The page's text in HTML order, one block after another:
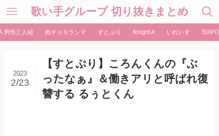
歌い手グループ 切り抜きまとめ
男性三人組 肉チョモランマ すとぷり Knight A いれいす
【すとぷり】ころんくんの『ぶ
ったなぁ』＆働きアリと呼ばれ復
讐する るぅとくん
2023
2/23